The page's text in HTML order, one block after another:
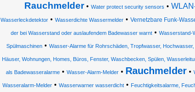
Rauchmelder• Water protect security sensors •
Wasserleckdetektor • Wasserdichte Wassermelder • Vernetzbare Funk-
der bei Wasserstand oder auslaufendem Badewasser warnt • Wasserstand-
Spülmaschinen • Wasser-Alarme für Rohrschäden, Tropfwasser,
Häuser, Wohnungen, Homes, Büros, Fenster, Waschbecken, Spülen,
als Badewasseralarme • Wasser-Alarm-Melder • Rauchmelder •
Wasseralarm-Melder• Wasserwarner wasserdicht• Feuchtigkeitsalarme,